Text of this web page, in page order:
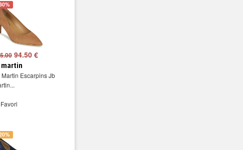
94.50 €
martin
Martin Escarpins Jb
Favori